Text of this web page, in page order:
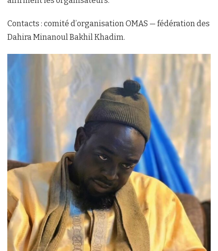
Contacts : comité d’organisation OMAS — fédération des
Dahira Minanoul Bakhil Khadim.